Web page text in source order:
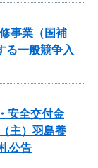
事業（国補
る一般競争入
安全交付金
主）羽島養
公告